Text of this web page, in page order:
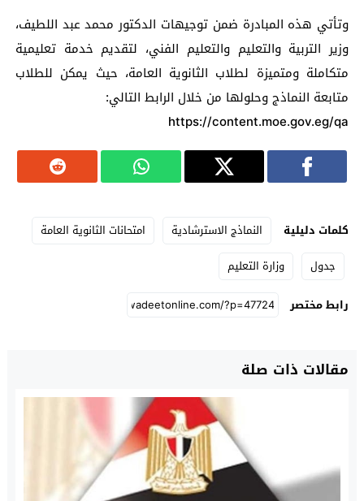
وتأتي هذه المبادرة ضمن توجيهات الدكتور محمد عبد اللطيف،
وزير التربية والتعليم والتعليم الفني، لتقديم خدمة تعليمية
متكاملة ومتميزة لطلاب الثانوية العامة، حيث يمكن للطلاب
متابعة النماذج وحلولها من خلال الرابط التالي:
https://content.moe.gov.eg/qa
كلمات دليلية النماذج الاسترشادية
امتحانات الثانوية العامة
جدول
وزارة التعليم
رابط مختصر
مقالات ذات صلة